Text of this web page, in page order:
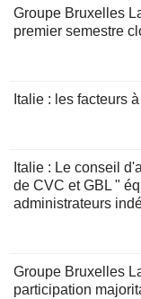
Groupe Bruxelles
premier semestre
Italie : les facteurs
Italie : Le conseil
de CVC et GBL "
administrateurs
Groupe Bruxelles
participation